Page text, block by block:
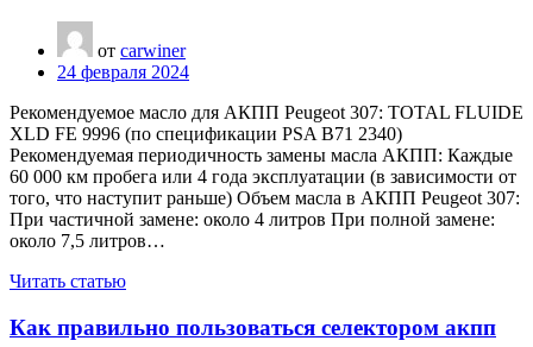
от carwiner
24 февраля 2024
Рекомендуемое масло для АКПП Peugeot 307: TOTAL FLUIDE
XLD FE 9996 (по спецификации PSA B71 2340)
Рекомендуемая периодичность замены масла АКПП: Каждые
60 000 км пробега или 4 года эксплуатации (в зависимости от
того, что наступит раньше) Объем масла в АКПП Peugeot 307:
При частичной замене: около 4 литров При полной замене:
около 7,5 литров…
Читать статью
Как правильно пользоваться селектором акпп